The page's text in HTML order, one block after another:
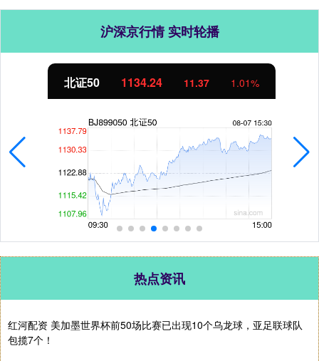
沪深京行情 实时轮播
北证50 1134.24 11.37 1.01%
热点资讯
红河配资 美加墨世界杯前50场比赛已出现10个乌龙球，亚足联球队
包揽7个！